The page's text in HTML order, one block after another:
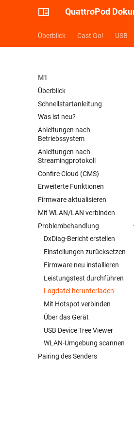
QuattroPod
Überblick Cast Go! USB
M1
Überblick
Schnellstartanleitung
Was ist neu?
Anleitungen nach
Betriebssystem
Anleitung: Windows
Anleitung: Android
Anleitung: iOS
Anleitung: macOS
Anleitung: Linux
Anleitungen nach
Streamingprotokoll
Anleitung: AirPlay
Anleitung: Google Cast
Anleitung: Miracast
Confire Cloud (CMS)
Erweiterte Funktionen
AirView
Captive Portal
Dynamisches Hintergrundbild
Erweiterte Einstellungen
Festgelegter Host
Konferenzsteuerung
Monitor-Modus
Multicast
Sender bedienen
Sicherheitscodes
Touch-Back-Funktion
Firmware aktualisieren
Mit WLAN/LAN verbinden
Problembehandlung
DxDiag-Bericht erstellen
Einstellungen zurücksetzen
Firmware neu installieren
Leistungstest durchführen
Logdatei herunterladen
Mit Hotspot verbinden
Über das Gerät
USB Device Tree Viewer
WLAN-Umgebung scannen
Pairing des Senders